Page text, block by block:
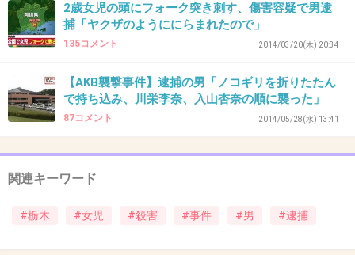
+365
40. 匿名 2014/06/03(火) 17:05:07
長かったね 捕まって良かった
2歳女児の頭にフォーク突き刺す、傷害容疑で男逮
捕「ヤクザのようににらまれたので」
135コメント 2014/03/20(木) 20:34
【AKB襲撃事件】逮捕の男「ノコギリを折りたたん
で持ち込み、川栄李奈、入山杏奈の順に襲った」
87コメント 2014/05/28(水) 13:41
関連キーワード
#栃木 #女児 #殺害 #事件 #男 #逮捕